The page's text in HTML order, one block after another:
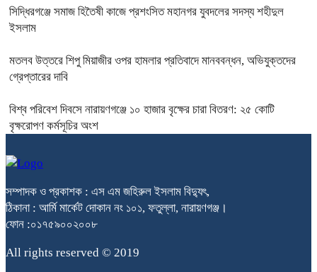
সিদ্ধিরগঞ্জে‌ সমাজ হিতৈষী কাজে প্রশংসিত মহানগর যুবদলের সদস্য শহীদুল
ইসলাম
মতলব উত্তরে শিপু মিয়াজীর ওপর হামলার প্রতিবাদে মানববন্ধন, অভিযুক্তদের
গ্রেপ্তারের দাবি
বিশ্ব পরিবেশ দিবসে নারায়ণগঞ্জে ১০ হাজার বৃক্ষের চারা বিতরণ: ২৫ কোটি
বৃক্ষরোপণ কর্মসূচির অংশ
সম্পাদক ও প্রকাশক : এস এম জহিরুল ইসলাম বিদ্যুৎ,
ঠিকানা : আর্মি মার্কেট দোকান নং ১০১, ফতুল্লা, নারায়ণগঞ্জ।
ফোন :০১৭৫৯০০২০০৮
All rights reserved © 2019